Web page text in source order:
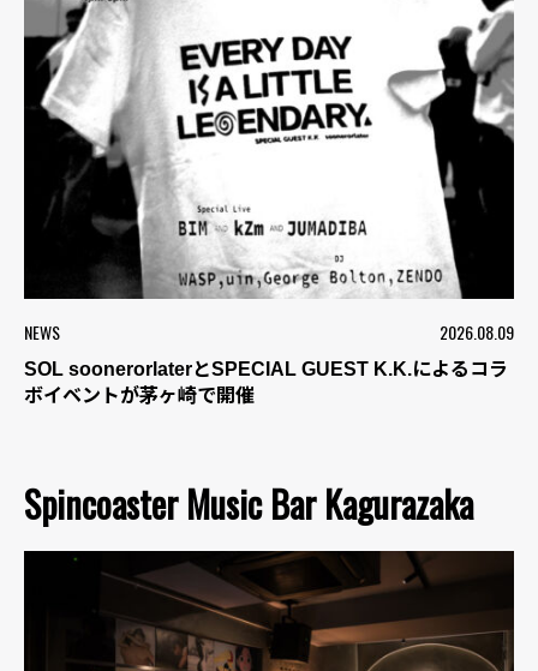
NEWS 2026.08.09
SOL soonerorlaterとSPECIAL GUEST K.K.によるコラ
ボイベントが茅ヶ崎で開催
Spincoaster Music Bar Kagurazaka